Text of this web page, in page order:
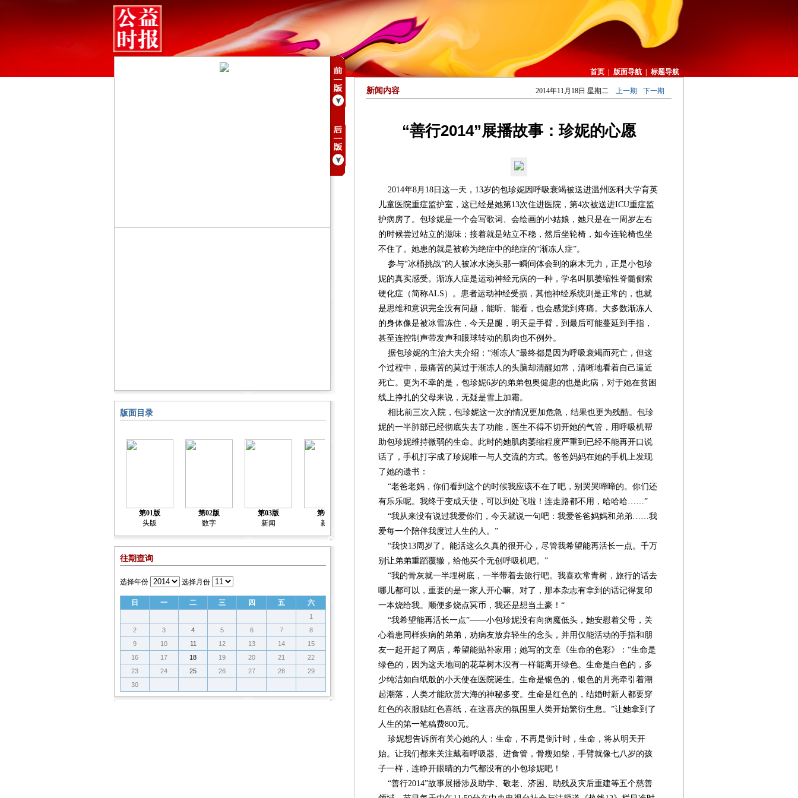
首页 版面导航 标题导航
版面目录
第01版
头版
第02版
数字
第03版
新闻
第04版
新闻
第05版
第十届中国优
会
第06版
第十届中国优
会
第07版
第十届中国优
第08版
第十届中国优
第10版
第十届中国优
往期查询
选择年份 选择月份
日 一 二 三 四 五 六
1
2
3 4 5 6 7
8
9
10 11 12 13 14
15
16
17 18 19 20 21
22
23
24 25 26 27 28
29
30
新闻内容 2014年11月18日 星期二 上一期 下一期
“善行2014”展播故事：珍妮的心愿
2014年8月18日这一天，13岁的包珍妮因呼吸衰竭被送进温州医科大学育英
儿童医院重症监护室，这已经是她第13次住进医院，第4次被送进ICU重症监
护病房了。包珍妮是一个会写歌词、会绘画的小姑娘，她只是在一周岁左右
的时候尝过站立的滋味；接着就是站立不稳，然后坐轮椅，如今连轮椅也坐
不住了。她患的就是被称为绝症中的绝症的“渐冻人症”。
参与“冰桶挑战”的人被冰水浇头那一瞬间体会到的麻木无力，正是小包珍
妮的真实感受。渐冻人症是运动神经元病的一种，学名叫肌萎缩性脊髓侧索
硬化症（简称ALS）。患者运动神经受损，其他神经系统则是正常的，也就
是思维和意识完全没有问题，能听、能看，也会感觉到疼痛。大多数渐冻人
的身体像是被冰雪冻住，今天是腿，明天是手臂，到最后可能蔓延到手指，
甚至连控制声带发声和眼球转动的肌肉也不例外。
据包珍妮的主治大夫介绍：“渐冻人”最终都是因为呼吸衰竭而死亡，但这
个过程中，最痛苦的莫过于渐冻人的头脑却清醒如常，清晰地看着自己逼近
死亡。更为不幸的是，包珍妮6岁的弟弟包奥健患的也是此病，对于她在贫困
线上挣扎的父母来说，无疑是雪上加霜。
相比前三次入院，包珍妮这一次的情况更加危急，结果也更为残酷。包珍
妮的一半肺部已经彻底失去了功能，医生不得不切开她的气管，用呼吸机帮
助包珍妮维持微弱的生命。此时的她肌肉萎缩程度严重到已经不能再开口说
话了，手机打字成了珍妮唯一与人交流的方式。爸爸妈妈在她的手机上发现
了她的遗书：
“老爸老妈，你们看到这个的时候我应该不在了吧，别哭哭啼啼的。你们还
有乐乐呢。我终于变成天使，可以到处飞啦！连走路都不用，哈哈哈……”
“我从来没有说过我爱你们，今天就说一句吧：我爱爸爸妈妈和弟弟……我
爱每一个陪伴我度过人生的人。”
“我快13周岁了。能活这么久真的很开心，尽管我希望能再活长一点。千万
别让弟弟重蹈覆辙，给他买个无创呼吸机吧。”
“我的骨灰就一半埋树底，一半带着去旅行吧。我喜欢常青树，旅行的话去
哪儿都可以，重要的是一家人开心嘛。对了，那本杂志有拿到的话记得复印
一本烧给我。顺便多烧点冥币，我还是想当土豪！“
“我希望能再活长一点”——小包珍妮没有向病魔低头，她安慰着父母，关
心着患同样疾病的弟弟，劝病友放弃轻生的念头，并用仅能活动的手指和朋
友一起开起了网店，希望能贴补家用；她写的文章《生命的色彩》：“生命是
绿色的，因为这天地间的花草树木没有一样能离开绿色。生命是白色的，多
少纯洁如白纸般的小天使在医院诞生。生命是银色的，银色的月亮牵引着潮
起潮落，人类才能欣赏大海的神秘多变。生命是红色的，结婚时新人都要穿
红色的衣服贴红色喜纸，在这喜庆的氛围里人类开始繁衍生息。”让她拿到了
人生的第一笔稿费800元。
珍妮想告诉所有关心她的人：生命，不再是倒计时，生命，将从明天开
始。让我们都来关注戴着呼吸器、进食管，骨瘦如柴，手臂就像七八岁的孩
子一样，连睁开眼睛的力气都没有的小包珍妮吧！
“善行2014”故事展播涉及助学、敬老、济困、助残及灾后重建等五个慈善